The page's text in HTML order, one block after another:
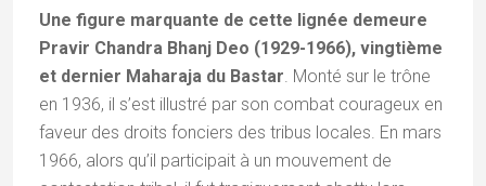
Une figure marquante de cette lignée demeure
Pravir Chandra Bhanj Deo (1929-1966), vingtième
et dernier Maharaja du Bastar. Monté sur le trône
en 1936, il s’est illustré par son combat courageux en
faveur des droits fonciers des tribus locales. En mars
1966, alors qu’il participait à un mouvement de